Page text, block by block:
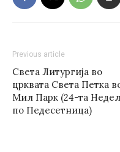
Previous article
Света Литургија во
црквата Света Петка
Мил Парк (24-та
по Педесетница)